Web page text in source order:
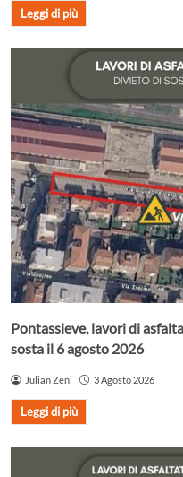
Leggi di più
Pontassieve, lavori di
sosta il 6 agosto 2026
Julian Zeni 3 Agosto 2026
Leggi di più